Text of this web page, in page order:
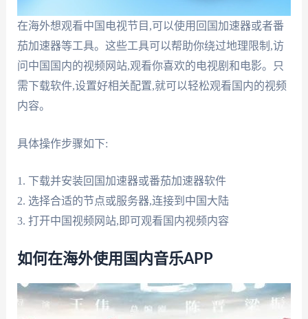
在海外想观看中国电视节目,可以使用回国加速器或者番
茄加速器等工具。这些工具可以帮助你绕过地理限制,访
问中国国内的视频网站,观看你喜欢的电视剧和电影。只
需下载软件,设置好相关配置,就可以轻松观看国内的视频
内容。
具体操作步骤如下:
1. 下载并安装回国加速器或番茄加速器软件
2. 选择合适的节点或服务器,连接到中国大陆
3. 打开中国视频网站,即可观看国内视频内容
如何在海外使用国内音乐APP